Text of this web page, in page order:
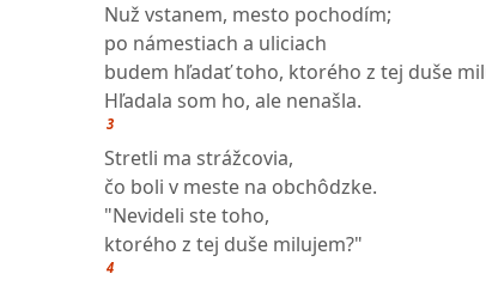
Nuž vstanem, mesto pochodím;
po námestiach a uliciach
budem hľadať toho, ktorého z tej duše
Hľadala som ho, ale nenašla.
3
Stretli ma strážcovia,
čo boli v meste na obchôdzke.
"Nevideli ste toho,
ktorého z tej duše milujem?"
4